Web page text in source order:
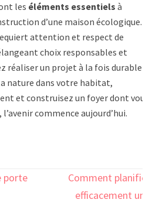
les éléments essentiels à
d’une maison écologique.
attention et respect de
choix responsables et
réaliser un projet à la fois durable
nature dans votre habitat,
et construisez un foyer dont vous
commence aujourd’hui.
porte
Comment planifier
efficacement une